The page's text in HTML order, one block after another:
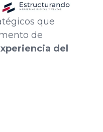
que
de
del